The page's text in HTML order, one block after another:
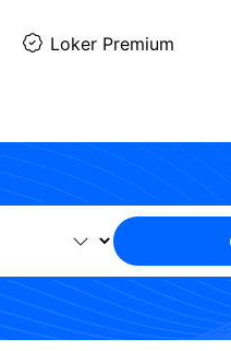
Loker Premium